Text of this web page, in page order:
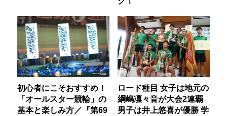
初心者にこそおすすめ！
「オールスター競輪」の
基本と楽しみ方／『第69
ロード種目 女子は地元の
綱嶋凜々音が大会2連覇
男子は井上悠喜が優勝 学